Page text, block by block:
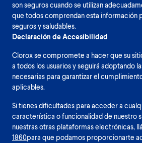
son seguros cuando se utilizan
que todos comprendan esta información
seguros y saludables.
Declaración de Accesibilidad
Clorox se compromete a hacer que su
a todos los usuarios y seguirá adoptando
necesarias para garantizar el
aplicables.
Si tienes dificultades para acceder a
característica o funcionalidad de nuestro
nuestras otras plataformas electrónicas,
1860para que podamos proporcionarte